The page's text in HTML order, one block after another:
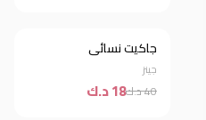
خصم 55%
جاكيت نسائي
جينز
40 د.ك 18 د.ك